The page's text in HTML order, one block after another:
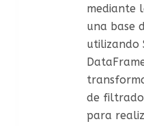
mediante
una base
utilizando
de
para